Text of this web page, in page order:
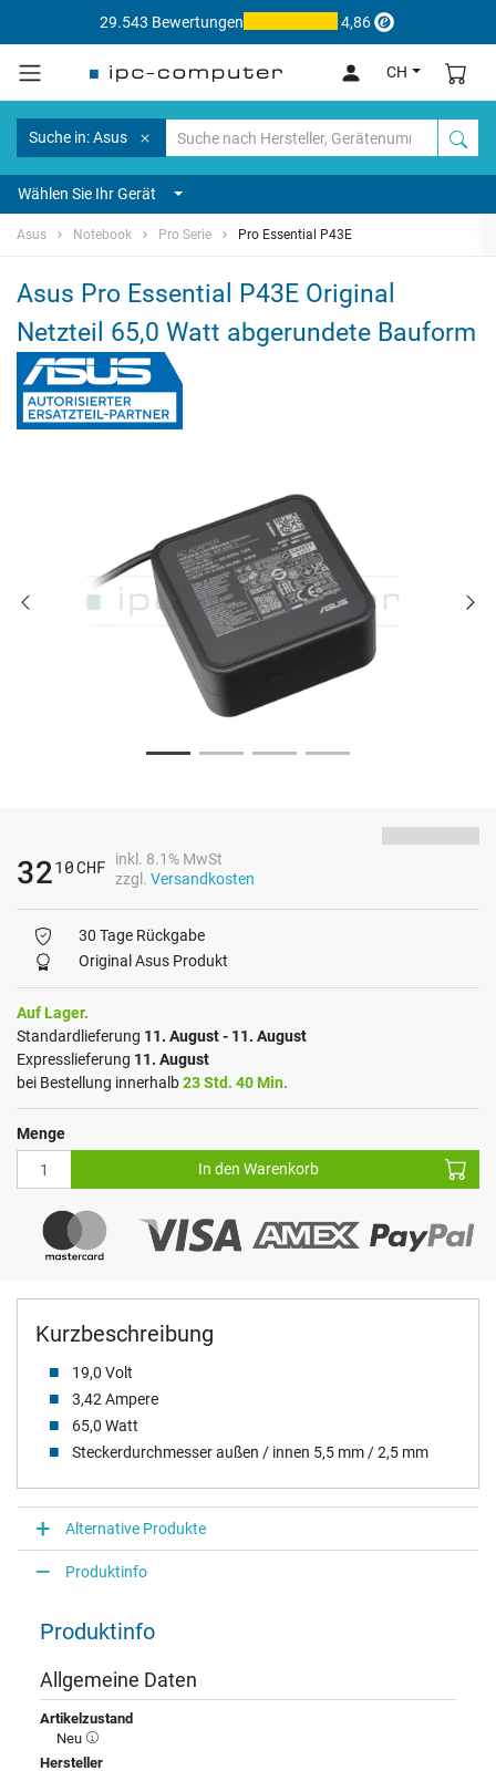
29.543 Bewertungen 4,86
CH
Suche in: Asus
Wählen Sie Ihr Gerät
Asus Notebook Pro Serie Pro Essential P43E
Asus Pro Essential P43E Original
Netzteil 65,0 Watt abgerundete Bauform
Kurzbeschreibung
19,0 Volt
3,42 Ampere
65,0 Watt
Steckerdurchmesser außen / innen 5,5 mm / 2,5 mm
3210CHF
inkl. 8.1% MwSt
zzgl. Versandkosten
30 Tage Rückgabe
Original Asus Produkt
Auf Lager.
Standardlieferung 11. August - 11. August
Expresslieferung 11. August
bei Bestellung innerhalb23 Std. 40 Min.
Menge
In den Warenkorb
Alternative Produkte
Produktinfo
Produktinfo
Allgemeine Daten
Artikelzustand
Neu
Hersteller